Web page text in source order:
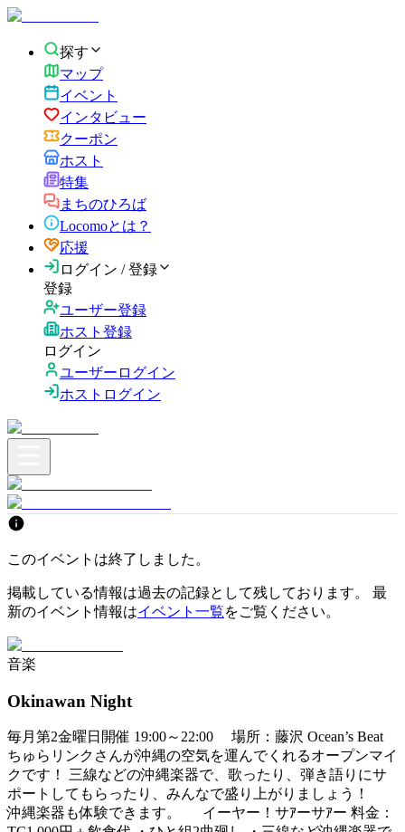
探す
マップ
イベント
インタビュー
クーポン
ホスト
特集
まちのひろば
Locomoとは？
応援
ログイン / 登録
登録
ユーザー登録
ホスト登録
ログイン
ユーザーログイン
ホストログイン
このイベントは終了しました。
掲載している情報は過去の記録として残しております。 最
新のイベント情報はイベント一覧をご覧ください。
音楽
Okinawan Night
毎月第2金曜日開催 19:00～22:00 場所：藤沢 Ocean’s Beat
ちゅらリンクさんが沖縄の空気を運んでくれるオープンマイ
クです！ 三線などの沖縄楽器で、歌ったり、弾き語りにサ
ポートしてもらったり、みんなで盛り上がりましょう！
沖縄楽器も体験できます。 イーヤー！サｱーサｱー 料金：